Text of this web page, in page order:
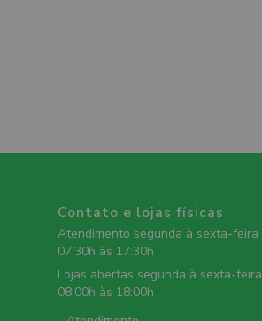
Contato e lojas físicas
Atendimento segunda à sexta-feira
07:30h às 17:30h
Lojas abertas segunda à sexta-feira
08:00h às 18:00h